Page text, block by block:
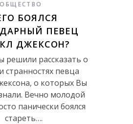
ОБЩЕСТВО
БОЯЛСЯ
ПЕВЕЦ
ДЖЕКСОН?
решили рассказать о
странностях певца
о которых Вы
Вечно молодой
панически боялся
стареть….